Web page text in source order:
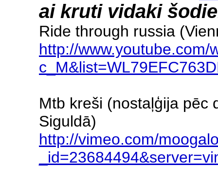
ai kruti vidaki
Ride through russia
http://www.youtube.com/
Mtb kreši (nostaļģija pēc
Siguldā)
http://vimeo.com/